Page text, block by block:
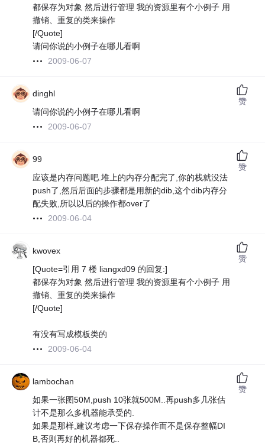
都保存为对象 然后进行管理 我的资源里有个小例子 用
撤销、重复的类来操作
[/Quote]
请问你说的小例子在哪儿看啊
2009-06-07
dinghl
请问你说的小例子在哪儿看啊
2009-06-07
赞
99
应该是内存问题吧.堆上的内存分配完了,你的栈就没法
push了,然后后面的步骤都是用新的dib,这个dib内存分
配失败,所以以后的操作都over了
2009-06-04
赞
kwovex
[Quote=引用 7 楼 liangxd09 的回复:]
都保存为对象 然后进行管理 我的资源里有个小例子 用
撤销、重复的类来操作
[/Quote]
有没有写成模板类的
2009-06-04
赞
lambochan
如果一张图50M,push 10张就500M..再push多几张估
计不是那么多机器能承受的.
如果是那样,建议考虑一下保存操作而不是保存整幅DI
B,否则再好的机器都死..
赞